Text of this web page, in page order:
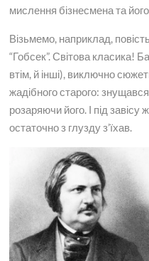
мислення бізнесмена та
Візьмемо, наприклад,
“Гобсек”. Світова класика!
втім, й інші), виключно
жадібного старого:
розаряючи його. І під завісу
остаточно з глузду з’їхав.